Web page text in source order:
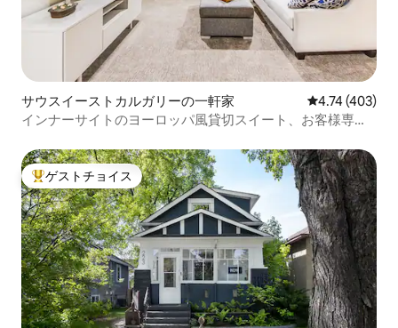
サウスイーストカルガリーの一軒家 レビュー403
4.74 (403)
インナーサイトのヨーロッパ風貸切スイート、お客様専
大好評のゲストチョイスです。
ゲストチョイス